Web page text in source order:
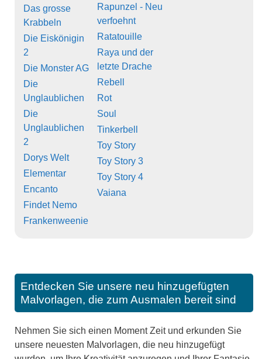
Das grosse
Krabbeln
Die Eiskönigin
2
Die Monster AG
Die
Unglaublichen
Die
Unglaublichen
2
Dorys Welt
Elementar
Encanto
Findet Nemo
Frankenweenie
Rapunzel - Neu
verfoehnt
Ratatouille
Raya und der
letzte Drache
Rebell
Rot
Soul
Tinkerbell
Toy Story
Toy Story 3
Toy Story 4
Vaiana
Entdecken Sie unsere neu hinzugefügten
Malvorlagen, die zum Ausmalen bereit sind
Nehmen Sie sich einen Moment Zeit und erkunden Sie
unsere neuesten Malvorlagen, die neu hinzugefügt